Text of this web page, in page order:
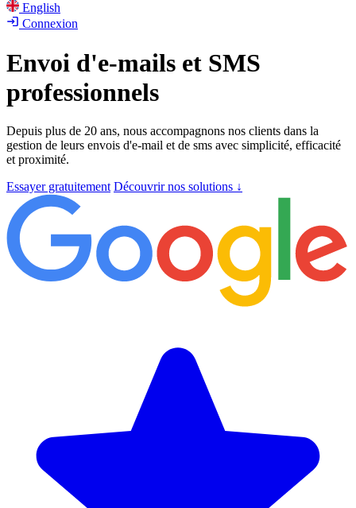
English
Connexion
Envoi d'e-mails et SMS
professionnels
Depuis plus de 20 ans, nous accompagnons nos clients dans la
gestion de leurs envois d'e-mail et de sms avec simplicité, efficacité
et proximité.
Essayer gratuitement Découvrir nos solutions ↓